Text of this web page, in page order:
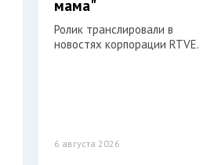
мама"
Ролик транслировали в
новостях корпорации RTVE.
6 августа 2026